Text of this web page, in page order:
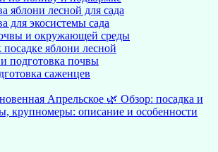
яблони лесной для сада
для экосистемы сада
и окружающей среды
яблони лесной
подготовка почвы
саженцев
Апрельское 🌿 Обзор: посадка и
крупномеры: описание и особенности